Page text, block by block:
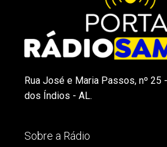
Rua José e Maria Passos, nº 25
dos Índios - AL.
Sobre a Rádio